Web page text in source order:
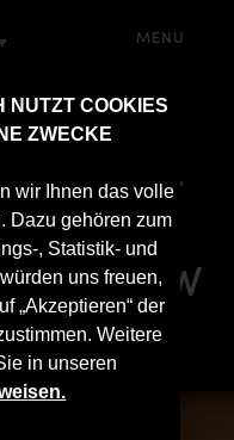
NUTZT COOKIES
ZWECKE
wir Ihnen das volle
Dazu gehören zum
, Statistik- und
uns freuen,
„Akzeptieren“ der
Weitere
in unseren
MENU
für BMW